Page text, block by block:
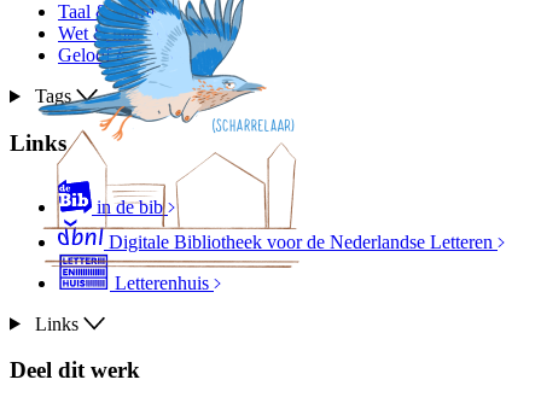
Taal & vorm
Wet & maatschappij
Geloof & moraal
Tags
Links
in de bib
Digitale Bibliotheek voor de Nederlandse Letteren
Letterenhuis
Links
Deel dit werk